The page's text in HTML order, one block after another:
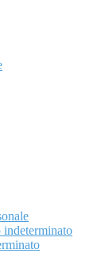
indeterminato